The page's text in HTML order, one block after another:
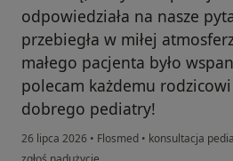
odpowiedziała na nasze
przebiegła w miłej
małego pacjenta było
polecam każdemu
dobrego pediatry!
26 lipca 2026 • Flosmed • konsultacja
w opinii użytkownika Ilona